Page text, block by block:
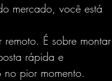
mercado, você está
É sobre montar
rápida e
pior momento.